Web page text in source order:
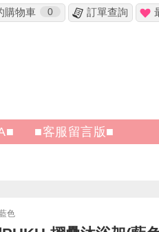
購物車 0 訂單查詢
■客服留言版■
色